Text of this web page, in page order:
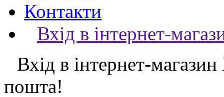
Контакти
Вхід в інтернет-
Вхід в інтернет-магазин
пошта!